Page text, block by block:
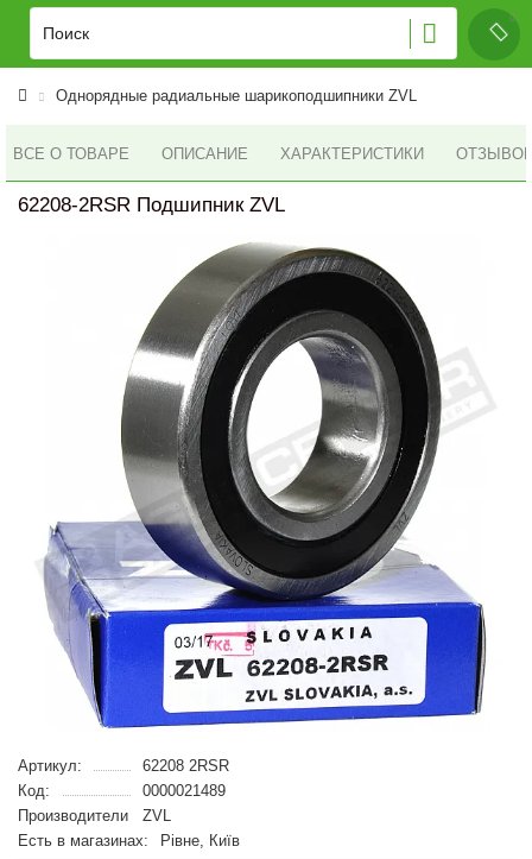
Однорядные радиальные шарикоподшипники ZVL
ВСЕ О ТОВАРЕ ОПИСАНИЕ ХАРАКТЕРИСТИКИ ОТЗЫВОВ
62208-2RSR Подшипник ZVL
Артикул:
62208 2RSR
Код:
0000021489
Производители
ZVL
Есть в магазинах:
Рівне, Київ